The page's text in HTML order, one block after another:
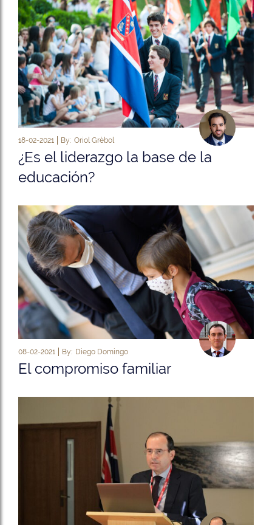
18-02-2021 By: Oriol Grèbol
¿Es el liderazgo la base de la
educación?
08-02-2021 By: Diego Domingo
El compromiso familiar